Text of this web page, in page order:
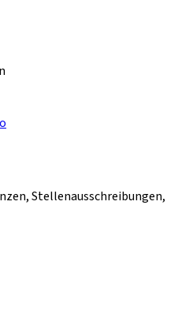
Stellenausschreibungen,